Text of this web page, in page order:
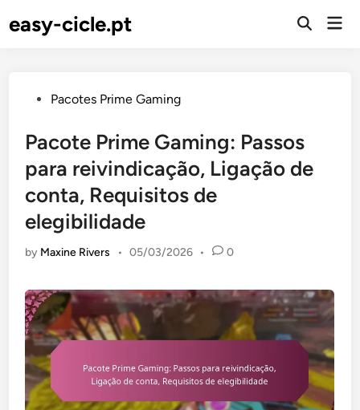
toeasy-cicle.pt
Open
PostedPacotes Prime Gaming
Pacote Prime Gaming: Passos
para reivindicação, Ligação de
conta, Requisitos de
elegibilidade
by Maxine Rivers • 05/03/2026 • 0